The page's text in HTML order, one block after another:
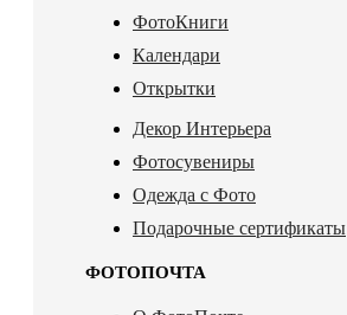
ФотоКниги
Календари
Открытки
Декор Интерьера
Фотосувениры
Одежда с Фото
Подарочные сертификаты
ФОТОПОЧТА